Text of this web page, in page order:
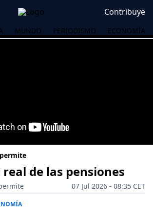
Contribuye
MUNDO PERIODISMO ECONOMÍA
de las pensiones
07 Jul 2026 - 08:35 CET